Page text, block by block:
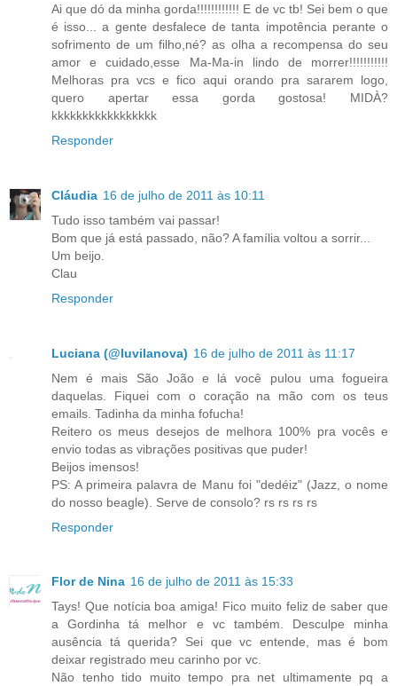
Ai que dó da minha gorda!!!!!!!!!!!! E de vc tb! Sei bem o que
é isso... a gente desfalece de tanta impotência perante o
sofrimento de um filho,né? as olha a recompensa do seu
amor e cuidado,esse Ma-Ma-in lindo de morrer!!!!!!!!!!!
Melhoras pra vcs e fico aqui orando pra sararem logo,
quero apertar essa gorda gostosa! MIDÀ?
kkkkkkkkkkkkkkkkk
Responder
Cláudia 16 de julho de 2011 às 10:11
Tudo isso também vai passar!
Bom que já está passado, não? A família voltou a sorrir...
Um beijo.
Clau
Responder
Luciana (@luvilanova) 16 de julho de 2011 às 11:17
Nem é mais São João e lá você pulou uma fogueira
daquelas. Fiquei com o coração na mão com os teus
emails. Tadinha da minha fofucha!
Reitero os meus desejos de melhora 100% pra vocês e
envio todas as vibrações positivas que puder!
Beijos imensos!
PS: A primeira palavra de Manu foi "dedéiz" (Jazz, o nome
do nosso beagle). Serve de consolo? rs rs rs rs
Responder
Flor de Nina 16 de julho de 2011 às 15:33
Tays! Que notícia boa amiga! Fico muito feliz de saber que
a Gordinha tá melhor e vc também. Desculpe minha
ausência tá querida? Sei que vc entende, mas é bom
deixar registrado meu carinho por vc.
Não tenho tido muito tempo pra net ultimamente pq a